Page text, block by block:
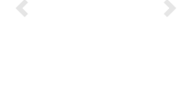
Previous Next